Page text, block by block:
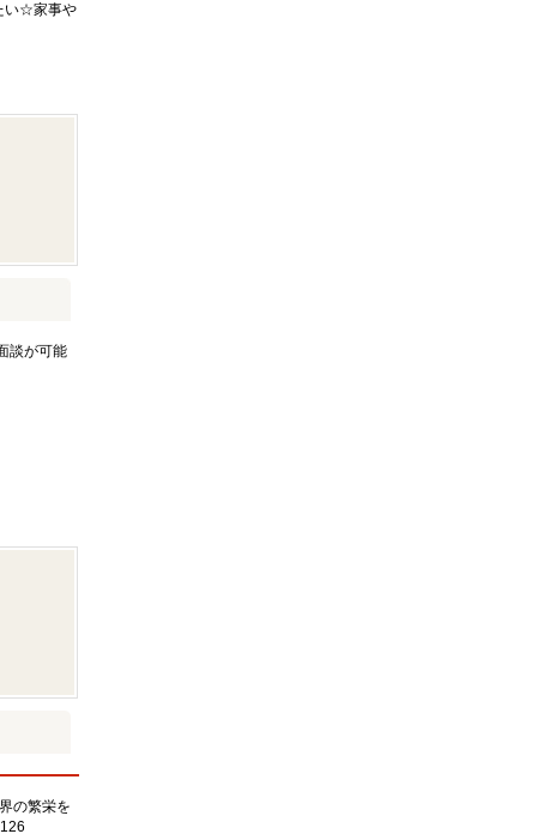
い☆家事や
談が可能
の繁栄を